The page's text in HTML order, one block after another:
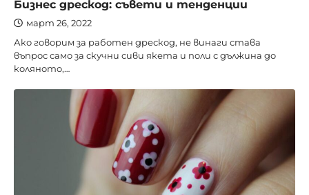
Бизнес дрескод: съвети и тенденции
март 26, 2022
Ако говорим за работен дрескод, не винаги става
въпрос само за скучни сиви якета и поли с дължина до
коляното,…